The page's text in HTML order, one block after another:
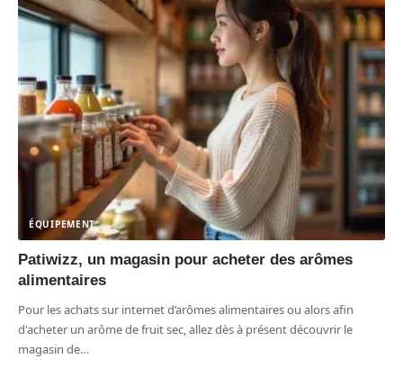
ÉQUIPEMENT
Patiwizz, un magasin pour acheter des arômes
alimentaires
Pour les achats sur internet d’arômes alimentaires ou alors afin
d'acheter un arôme de fruit sec, allez dès à présent découvrir le
magasin de…